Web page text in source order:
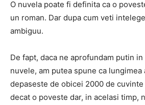
O nuvela poate fi definita ca o
un roman. Dar dupa cum veti
ambiguu.
De fapt, daca ne aprofundam putin
nuvele, am putea spune ca lungimea
depaseste de obicei 2000 de cuvinte
decat o poveste dar, in acelasi timp,